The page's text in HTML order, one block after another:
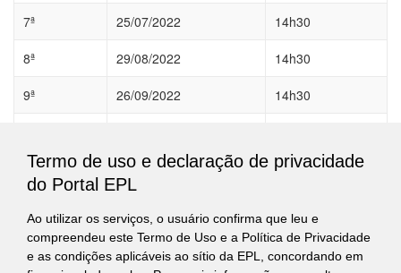
7ª 25/07/2022 14h30
8ª 29/08/2022 14h30
9ª 26/09/2022 14h30
11ª 28/11/2022 14h30
Obs : As datas e horários ora definidos poderão sofrer
flexibilizações, conforme compromissos dos membros.
Termo de uso e declaração de privacidade
do Portal EPL
Ao utilizar os serviços, o usuário confirma que leu e
compreendeu este Termo de Uso e a Política de Privacidade
e as condições aplicáveis ao sítio da EPL, concordando em